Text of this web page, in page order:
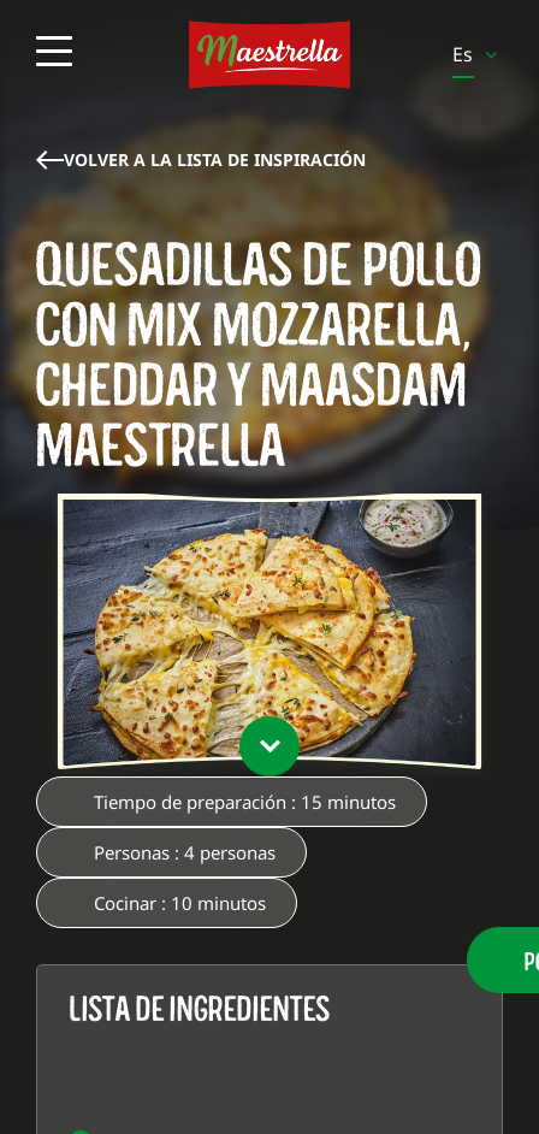
Es
Pl
Sv
Fi
Be-
Fr
VOLVER A LA LISTA DE INSPIRACIÓN
QUESADILLAS DE POLLO
CON MIX MOZZARELLA,
CHEDDAR Y MAASDAM
MAESTRELLA
Tiempo de preparación : 15 minutos
Personas : 4 personas
Cocinar : 10 minutos
LISTA DE INGREDIENTES